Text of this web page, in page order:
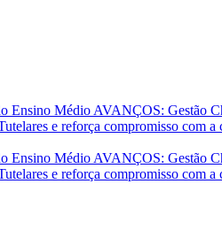
Ensino Médio AVANÇOS: Gestão
e reforça compromisso com a
Ensino Médio AVANÇOS: Gestão
e reforça compromisso com a